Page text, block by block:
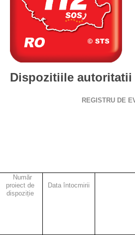
Dispozitiile autoritatii
REGISTRU DE
Număr
proiect de
dispoziție
Data întocmirii